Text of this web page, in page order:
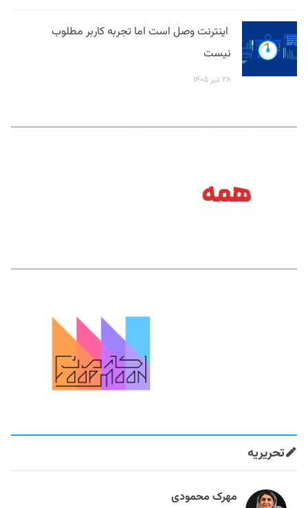
اینترنت وصل است اما تجربه کاربر مطلوب
نیست
۲۸ تیر ۱۴۰۵
تحریریه
مهرک محمودی